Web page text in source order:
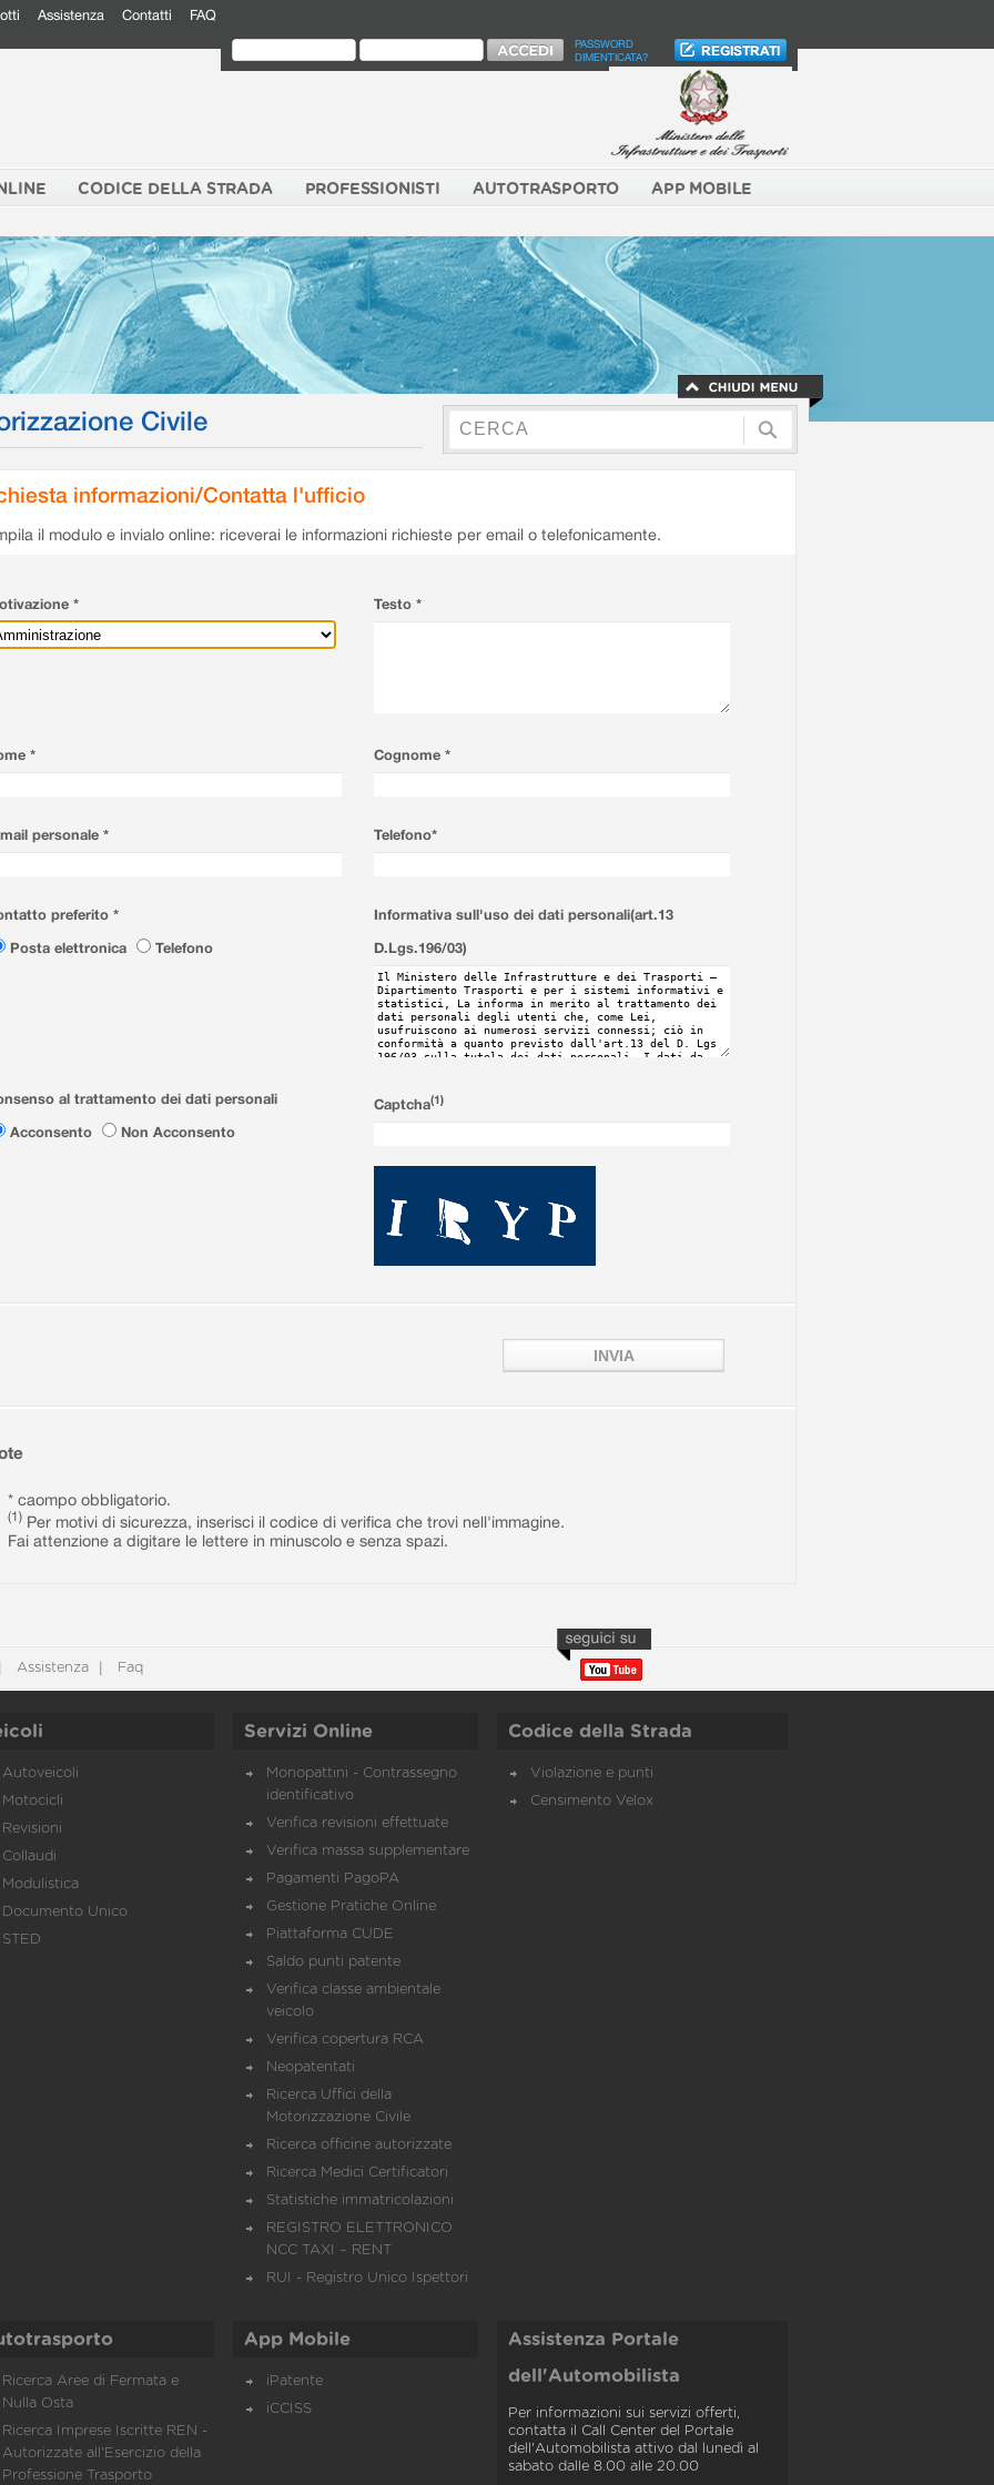
Assistenza Contatti FAQ
PASSWORD
DIMENTICATA?
CODICE DELLA STRADA PROFESSIONISTI AUTOTRASPORTO APP MOBILE
Civile
informazioni/Contatta l'ufficio
il modulo e invialo online: riceverai le informazioni richieste per email o telefonicamente.
* Testo *
* Cognome *
personale * Telefono*
preferito *
Posta elettronica
Telefono
Informativa sull'uso dei dati personali(art.13
D.Lgs.196/03)
al trattamento dei dati personali
Acconsento
Non Acconsento
Captcha(1)
* caompo obbligatorio.
(1) Per motivi di sicurezza, inserisci il codice di verifica che trovi nell'immagine.
Fai attenzione a digitare le lettere in minuscolo e senza spazi.
Assistenza Faq
Autoveicoli
Motocicli
Revisioni
Collaudi
Modulistica
Documento Unico
STED
Servizi Online
Monopattini - Contrassegno
identificativo
Verifica revisioni effettuate
Verifica massa supplementare
Pagamenti PagoPA
Gestione Pratiche Online
Piattaforma CUDE
Saldo punti patente
Verifica classe ambientale
veicolo
Verifica copertura RCA
Neopatentati
Ricerca Uffici della
Motorizzazione Civile
Ricerca officine autorizzate
Ricerca Medici Certificatori
Statistiche immatricolazioni
REGISTRO ELETTRONICO
NCC TAXI – RENT
RUI - Registro Unico Ispettori
Codice della Strada
Violazione e punti
Censimento Velox
Ricerca Aree di Fermata e
Nulla Osta
Ricerca Imprese Iscritte REN -
Autorizzate all'Esercizio della
Professione Trasporto
App Mobile
iPatente
iCCISS
Assistenza Portale
dell'Automobilista
Per informazioni sui servizi offerti,
contatta il Call Center del Portale
dell'Automobilista attivo dal lunedì al
sabato dalle 8.00 alle 20.00